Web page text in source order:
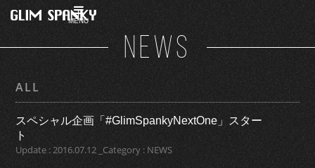
MENU
NEWS
ALL
スペシャル企画「#GlimSpankyNextOne」スター
ト
Update : 2016.07.12 _Category : NEWS